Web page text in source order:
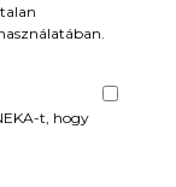
a
kezdődött
t, hogy